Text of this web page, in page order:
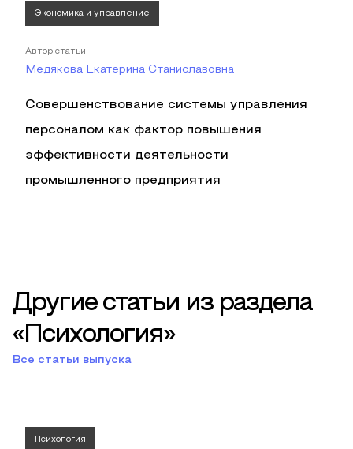
Экономика и управление
Автор статьи
Медякова Екатерина Станиславовна
Совершенствование системы управления
персоналом как фактор повышения
эффективности деятельности
промышленного предприятия
Другие статьи из раздела
«Психология»
Все статьи выпуска
Психология